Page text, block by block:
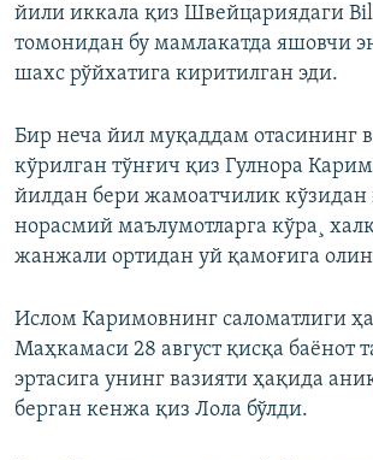
йили иккала қиз Швейцариядаги
томонидан бу мамлакатда яшовчи
шахс рўйхатига киритилган эди.
Бир неча йил муқаддам отасининг
кўрилган тўнғич қиз Гулнора
йилдан бери жамоатчилик кўзидан
норасмий маълумотларга кўра¸
жанжали ортидан уй қамоғига
Ислом Каримовнинг саломатлиги
Маҳкамаси 28 август қисқа баëнот
эртасига унинг вазияти ҳақида
берган кенжа қиз Лола бўлди.